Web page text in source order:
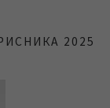
2025